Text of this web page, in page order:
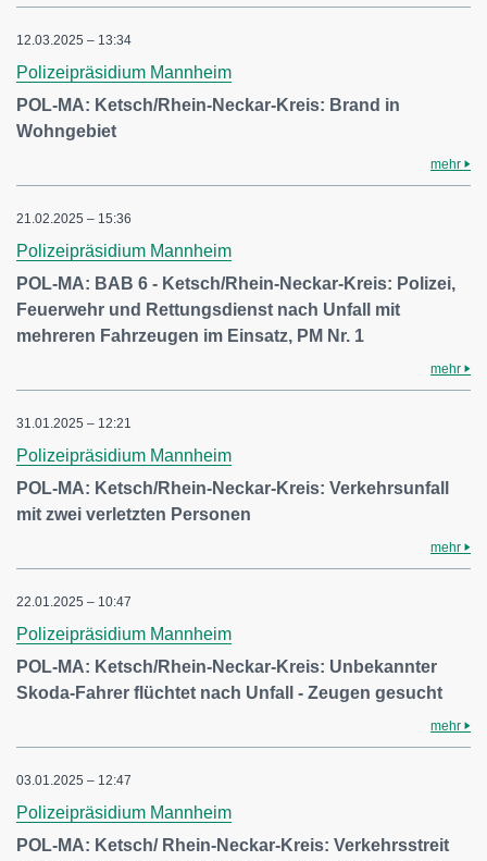
12.03.2025 – 13:34
Polizeipräsidium Mannheim
POL-MA: Ketsch/Rhein-Neckar-Kreis: Brand in
Wohngebiet
mehr
21.02.2025 – 15:36
Polizeipräsidium Mannheim
POL-MA: BAB 6 - Ketsch/Rhein-Neckar-Kreis: Polizei,
Feuerwehr und Rettungsdienst nach Unfall mit
mehreren Fahrzeugen im Einsatz, PM Nr. 1
mehr
31.01.2025 – 12:21
Polizeipräsidium Mannheim
POL-MA: Ketsch/Rhein-Neckar-Kreis: Verkehrsunfall
mit zwei verletzten Personen
mehr
22.01.2025 – 10:47
Polizeipräsidium Mannheim
POL-MA: Ketsch/Rhein-Neckar-Kreis: Unbekannter
Skoda-Fahrer flüchtet nach Unfall - Zeugen gesucht
mehr
03.01.2025 – 12:47
Polizeipräsidium Mannheim
POL-MA: Ketsch/ Rhein-Neckar-Kreis: Verkehrsstreit